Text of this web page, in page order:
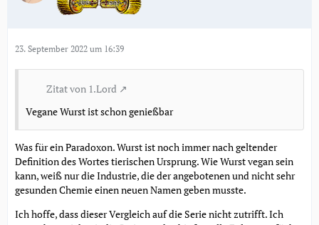
23. September 2022 um 16:39
Zitat von 1.Lord
Vegane Wurst ist schon genießbar
Was für ein Paradoxon. Wurst ist noch immer nach geltender
Definition des Wortes tierischen Ursprung. Wie Wurst vegan sein
kann, weiß nur die Industrie, die der angebotenen und nicht sehr
gesunden Chemie einen neuen Namen geben musste.
Ich hoffe, dass dieser Vergleich auf die Serie nicht zutrifft. Ich